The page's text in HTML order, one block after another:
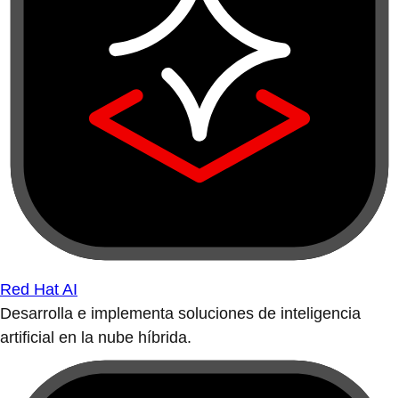
Red Hat AI
Desarrolla e implementa soluciones de inteligencia
artificial en la nube híbrida.